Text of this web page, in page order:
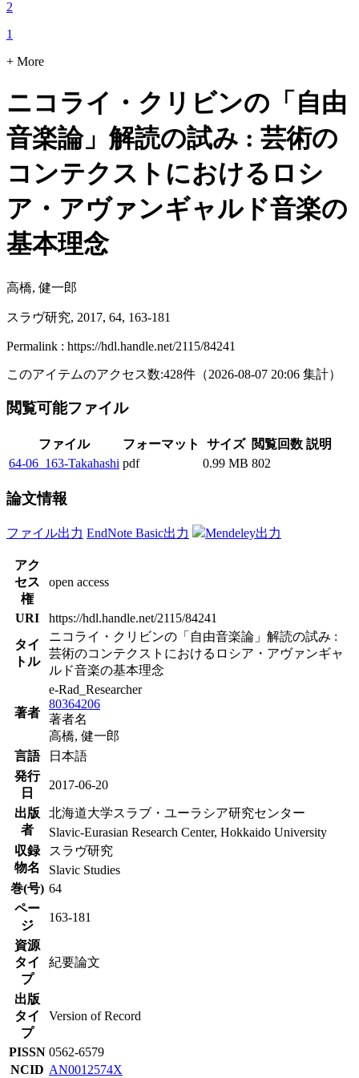
2
1
+ More
ニコライ・クリビンの「自由
音楽論」解読の試み : 芸術の
コンテクストにおけるロシ
ア・アヴァンギャルド音楽の
基本理念
高橋, 健一郎
スラヴ研究, 2017, 64, 163-181
Permalink : https://hdl.handle.net/2115/84241
このアイテムのアクセス数:428件 （2026-08-07 20:06 集計）
閲覧可能ファイル
ファイル フォーマット サイズ 閲覧回数 説明
64-06_163-Takahashi pdf 0.99 MB 802
論文情報
ファイル出力 EndNote Basic出力 Mendeley出力
アク
セス
権
open access
URI
https://hdl.handle.net/2115/84241
タイ
トル
ニコライ・クリビンの「自由音楽論」解読の試み :
芸術のコンテクストにおけるロシア・アヴァンギャ
ルド音楽の基本理念
著者
e-Rad_Researcher
80364206
著者名
高橋, 健一郎
言語
日本語
発行
日
2017-06-20
出版
者
北海道大学スラブ・ユーラシア研究センター
Slavic-Eurasian Research Center, Hokkaido University
収録
物名
スラヴ研究
Slavic Studies
巻(号) 64
ペー
ジ
163-181
資源
タイ
プ
紀要論文
出版
タイ
プ
Version of Record
PISSN 0562-6579
NCID AN0012574X